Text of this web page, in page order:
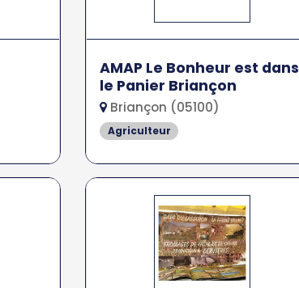
AMAP Le Bonheur est dans
le Panier Briançon
Briançon (05100)
Agriculteur